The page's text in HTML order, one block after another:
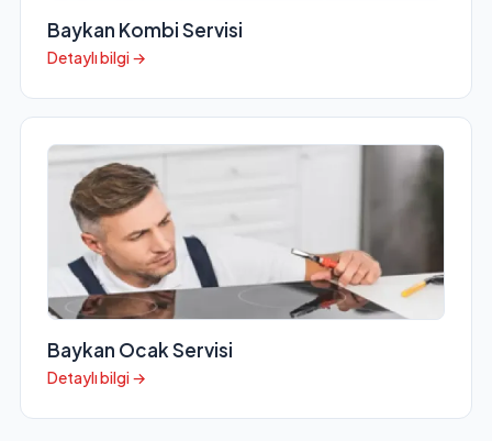
Baykan Kombi Servisi
Detaylı bilgi →
Baykan Ocak Servisi
Detaylı bilgi →